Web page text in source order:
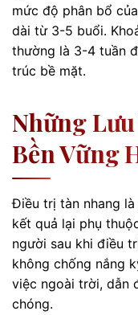
mức độ phân bổ
dài từ 3-5 buổi.
thường là 3-4 tuần
trúc bề mặt.
Những Lưu
Bền Vững
Điều trị tàn nhang
kết quả lại phụ
người sau khi điều
không chống nắng
việc ngoài trời, dẫn
chóng.